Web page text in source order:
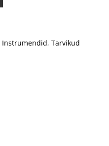
Instrumendid, Tarvikud